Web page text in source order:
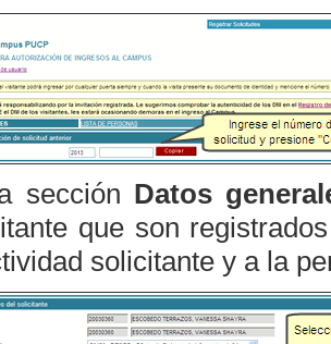
sección Datos
que son
solicitante y a la